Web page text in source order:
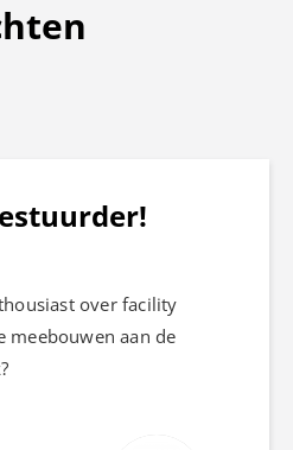
over facility
meebouwen aan de